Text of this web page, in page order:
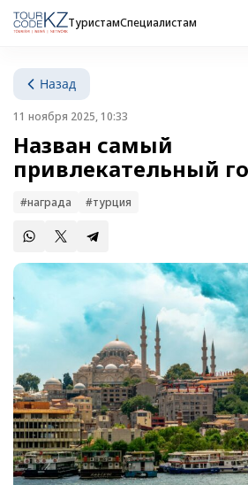
ТуристамСпециалистам
Назад
11 ноября 2025, 10:33
Назван самый
привлекательный
#награда #турция